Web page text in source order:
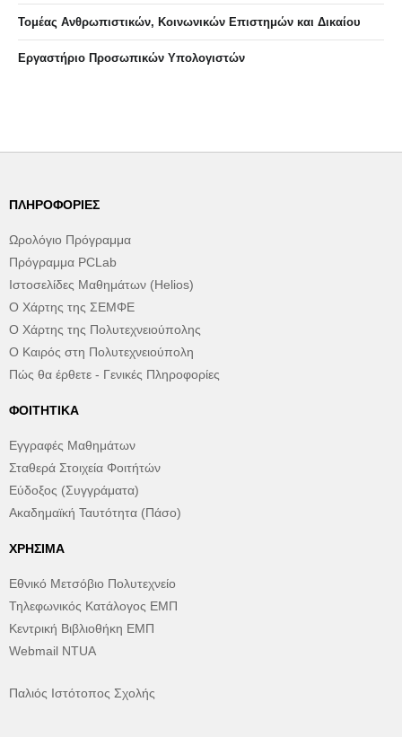
Τομέας Ανθρωπιστικών, Κοινωνικών Επιστημών και Δικαίου
Eργαστήριo Προσωπικών Υπολογιστών
ΠΛΗΡΟΦΟΡΊΕΣ
Ωρολόγιο Πρόγραμμα
Πρόγραμμα PCLab
Ιστοσελίδες Μαθημάτων (Helios)
Ο Χάρτης της ΣΕΜΦΕ
Ο Χάρτης της Πολυτεχνειούπολης
Ο Καιρός στη Πολυτεχνειούπολη
Πώς θα έρθετε - Γενικές Πληροφορίες
ΦΟΙΤΗΤΙΚΆ
Εγγραφές Μαθημάτων
Σταθερά Στοιχεία Φοιτήτών
Εύδοξος (Συγγράματα)
Ακαδημαϊκή Ταυτότητα (Πάσο)
ΧΡΉΣΙΜΑ
Εθνικό Μετσόβιο Πολυτεχνείο
Τηλεφωνικός Κατάλογος ΕΜΠ
Κεντρική Βιβλιοθήκη ΕΜΠ
Webmail NTUA
Παλιός Ιστότοπος Σχολής